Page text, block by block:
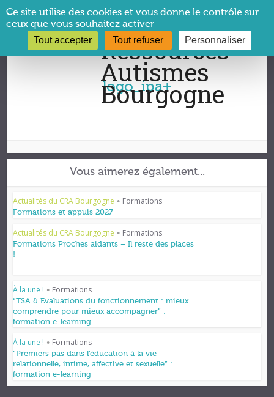
Vous êtes ici :CRA Bourgogne→logo_ipa+
logo_ipa+
Vous aimerez également...
Actualités du CRA Bourgogne • Formations
Formations et appuis 2027
Actualités du CRA Bourgogne • Formations
Formations Proches aidants – Il reste des places
!
À la une ! • Formations
“TSA & Evaluations du fonctionnement : mieux
comprendre pour mieux accompagner” :
formation e-learning
À la une ! • Formations
“Premiers pas dans l’éducation à la vie
relationnelle, intime, affective et sexuelle” :
formation e-learning
Panneau de gestion des cookies
Ce site utilise des cookies et vous donne le contrôle sur
ceux que vous souhaitez activer
Tout accepter Tout refuser Personnaliser